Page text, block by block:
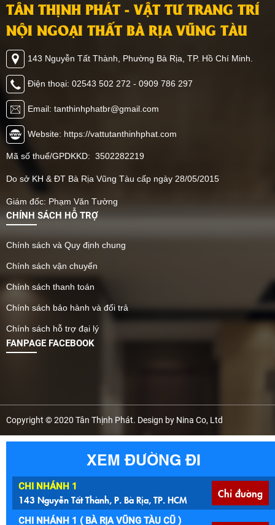
khác mà bạn không thể
ngờ đến. Hãy cùng Tân
Thịnh Phát khám phá
ngay vật liệu này có thể
ứng dụng như thế nào
nhé.
giúp bạn có thêm ý tưởng
trang trí không gian nhà
mình, cùng tham khảo
TÂN THỊNH PHÁT - VẬT TƯ TRANG TRÍ
NỘI NGOẠI THẤT BÀ RỊA VŨNG TÀU
143 Nguyễn Tất Thành, Phường Bà Rịa, TP. Hồ Chí Minh.
Điện thoại: 02543 502 272 - 0909 786 297
Email: tanthinhphatbr@gmail.com
Website: https://vattutanthinhphat.com
Mã số thuế/GPDKKD: 3502282219
Do sở KH & ĐT Bà Rịa Vũng Tàu cấp ngày 28/05/2015
Giám đốc: Phạm Văn Tường
CHÍNH SÁCH HỖ TRỢ
Chính sách và Quy định chung
Chính sách vận chuyển
Chính sách thanh toán
Chính sách bảo hành và đổi trả
Chính sách hỗ trợ đại lý
FANPAGE FACEBOOK
Copyright © 2020 Tân Thịnh Phát. Design by Nina Co, Ltd
XEM ĐƯỜNG ĐI
CHI NHÁNH 1
143 Nguyễn Tất Thành, P. Bà Rịa, TP. HCM Chỉ đường
CHI NHÁNH 1 ( BÀ RỊA VŨNG TÀU CŨ )